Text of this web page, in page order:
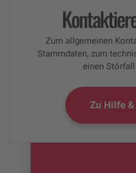
Zum allgemeinen
Stammdaten, zum
einen
Zu Hilfe